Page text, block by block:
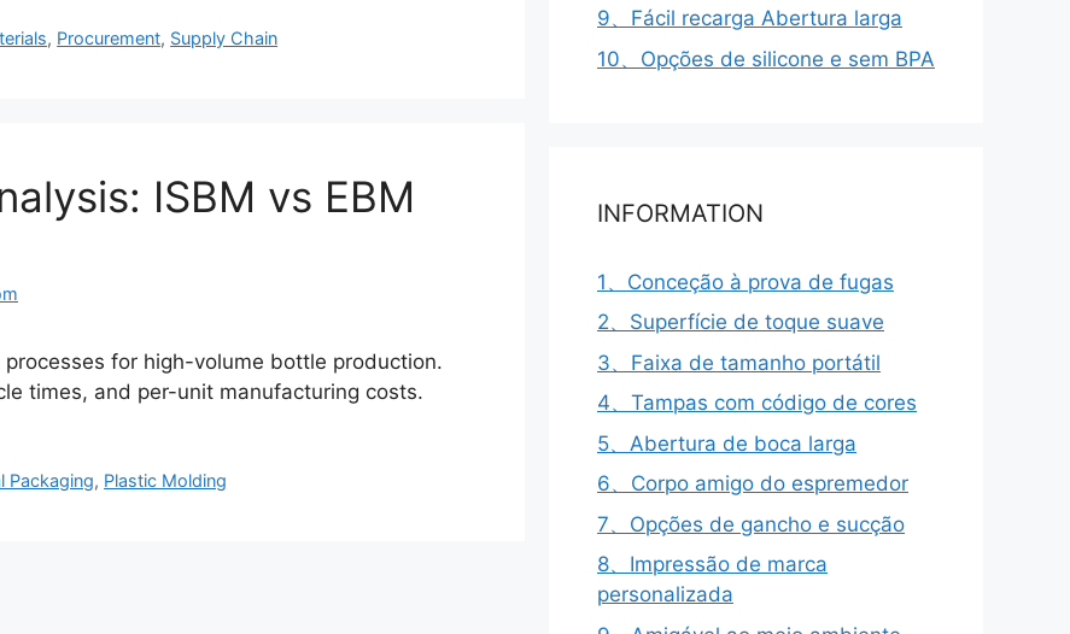
, Procurement, Supply Chain
ISBM vs EBM
for high-volume bottle production.
times, and per-unit manufacturing costs.
Packaging, Plastic Molding
9、Fácil recarga Abertura larga
10、Opções de silicone e sem BPA
INFORMATION
1、Conceção à prova de fugas
2、Superfície de toque suave
3、Faixa de tamanho portátil
4、Tampas com código de cores
5、Abertura de boca larga
6、Corpo amigo do espremedor
7、Opções de gancho e sucção
8、Impressão de marca
personalizada